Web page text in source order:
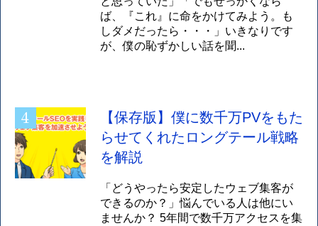
ば、『これ』に命をかけてみよう。も
しダメだったら・・・」いきなりです
が、僕の恥ずかしい話を聞...
【保存版】僕に数千万PVをもた
らせてくれたロングテール戦略
を解説
「どうやったら安定したウェブ集客が
できるのか？」悩んでいる人は他にい
ませんか？ 5年間で数千万アクセスを集